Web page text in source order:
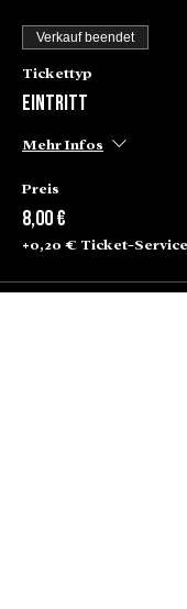
Verkauf beendet
Tickettyp
Eintritt
Mehr Infos
Preis
8,00 €
+0,20 € Ticket-